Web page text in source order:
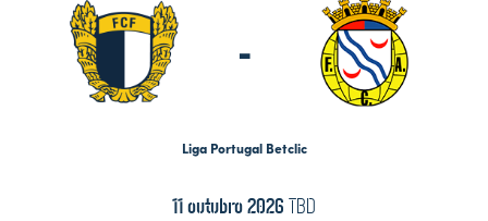
-
Liga Portugal Betclic
11 outubro 2026 TBD